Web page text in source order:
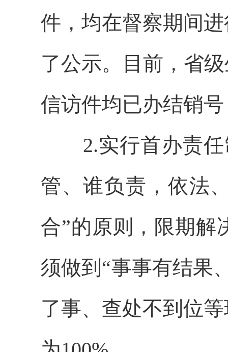
件，均在督察期间
了公示。目前，省
信访件均已办结销
2.实行首办责
管、谁负责，依法
合”的原则，限期解
须做到“事事有结果
了事、查处不到位